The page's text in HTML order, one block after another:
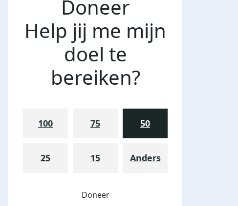
Doneer
Help jij me mijn
doel te
bereiken?
100 75 50
25 15 Anders
Doneer